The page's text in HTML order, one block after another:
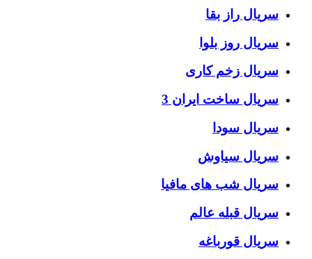
سریال راز بقا
سریال روز بلوا
سریال زخم کاری
سریال ساخت ایران 3
سریال سودا
سریال سیاوش
سریال شب های مافیا
سریال قبله عالم
سریال قورباغه